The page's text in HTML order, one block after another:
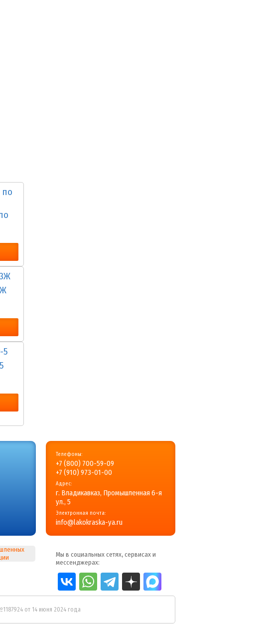
Телефоны:
+7 (800) 700-59-09
+7 (910) 973-01-00
Адрес:
г. Владикавказ, Промышленная 6-я
ул., 5
Электронная почта:
info@lakokraska-ya.ru
Мы в социальных сетях, сервисах и
мессенджерах:
от 14 июня 2024 года